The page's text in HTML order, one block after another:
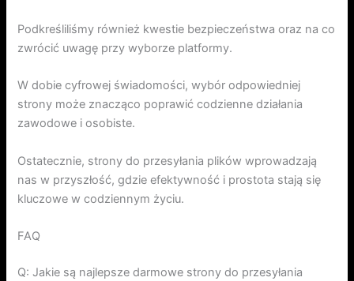
Podkreśliliśmy również kwestie bezpieczeństwa oraz na co
zwrócić uwagę przy wyborze platformy.
W dobie cyfrowej świadomości, wybór odpowiedniej
strony może znacząco poprawić codzienne działania
zawodowe i osobiste.
Ostatecznie, strony do przesyłania plików wprowadzają
nas w przyszłość, gdzie efektywność i prostota stają się
kluczowe w codziennym życiu.
FAQ
Q: Jakie są najlepsze darmowe strony do przesyłania